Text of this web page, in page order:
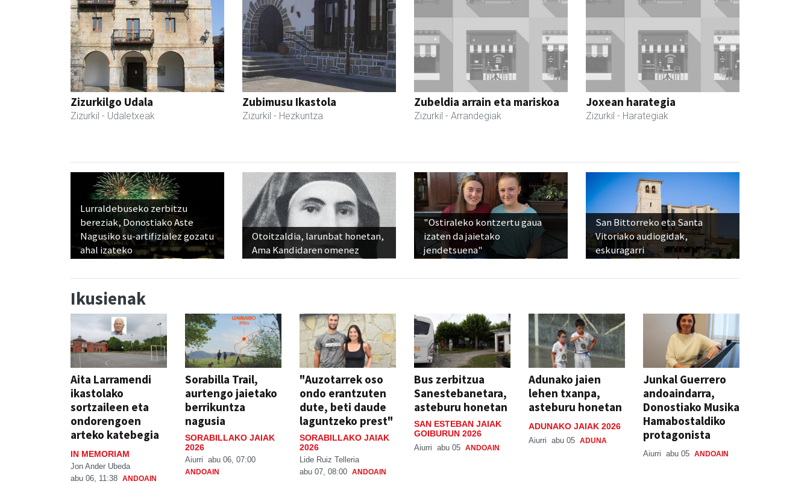
Zizurkilgo Udala
Zizurkil - Udaletxeak
Zubimusu Ikastola
Zizurkil - Hezkuntza
Zubeldia arrain eta mariskoa
Zizurkil - Arrandegiak
Joxean harategia
Zizurkil - Harategiak
Lurraldebuseko zerbitzu
bereziak, Donostiako Aste
Nagusiko su-artifizialez gozatu
ahal izateko
Otoitzaldia, larunbat honetan,
Ama Kandidaren omenez
"Ostiraleko kontzertu gaua
izaten da jaietako
jendetsuena"
San Bittorreko eta Santa
Vitoriako audiogidak,
eskuragarri
Ikusienak
Aita Larramendi
ikastolako
sortzaileen eta
ondorengoen
arteko katebegia
IN MEMORIAM
Jon Ander Ubeda
abu 06, 11:38 ANDOAIN
Sorabilla Trail,
aurtengo jaietako
berrikuntza
nagusia
SORABILLAKO JAIAK
2026
Aiurri abu 06, 07:00
ANDOAIN
"Auzotarrek oso
ondo erantzuten
dute, beti daude
laguntzeko prest"
SORABILLAKO JAIAK
2026
Lide Ruiz Telleria
abu 07, 08:00 ANDOAIN
Bus zerbitzua
Sanestebanetara,
asteburu honetan
SAN ESTEBAN JAIAK
GOIBURUN 2026
Aiurri abu 05 ANDOAIN
Adunako jaien
lehen txanpa,
asteburu honetan
ADUNAKO JAIAK 2026
Aiurri abu 05 ADUNA
Junkal Guerrero
andoaindarra,
Donostiako Musika
Hamabostaldiko
protagonista
Aiurri abu 05 ANDOAIN